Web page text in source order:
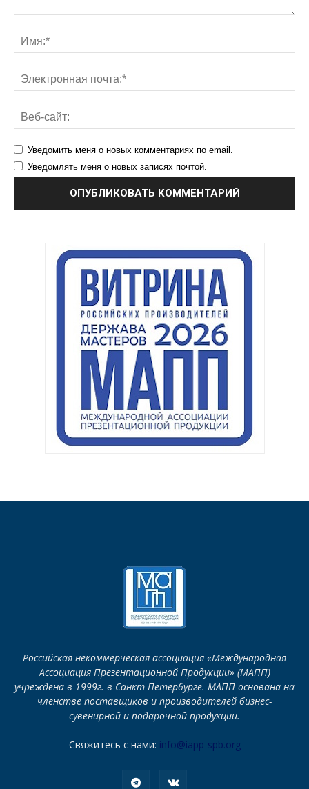
Уведомить меня о новых комментариях по email.
Уведомлять меня о новых записях почтой.
Российская некоммерческая ассоциация «Международная
Ассоциация Презентационной Продукции» (МАПП)
учреждена в 1999г. в Санкт-Петербурге. МАПП основана на
членстве поставщиков и производителей бизнес-
сувенирной и подарочной продукции.
Свяжитесь с нами: info@iapp-spb.org